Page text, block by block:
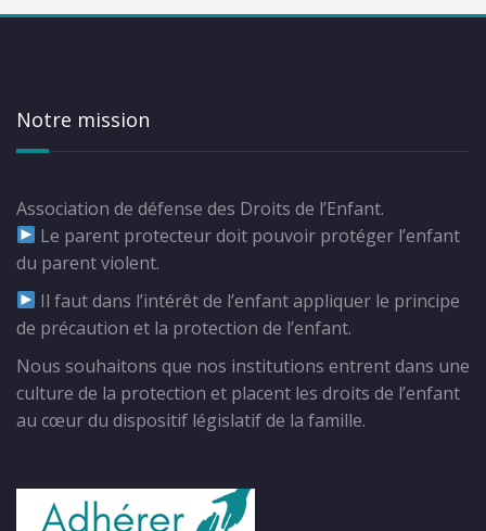
Notre mission
Association de défense des Droits de l’Enfant.
Le parent protecteur doit pouvoir protéger l’enfant
du parent violent.
Il faut dans l’intérêt de l’enfant appliquer le principe
de précaution et la protection de l’enfant.
Nous souhaitons que nos institutions entrent dans une
culture de la protection et placent les droits de l’enfant
au cœur du dispositif législatif de la famille.